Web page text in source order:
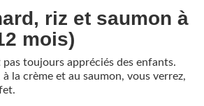
riz et saumon à
mois)
pas toujours appréciés des enfants.
à la crème et au saumon, vous verrez,